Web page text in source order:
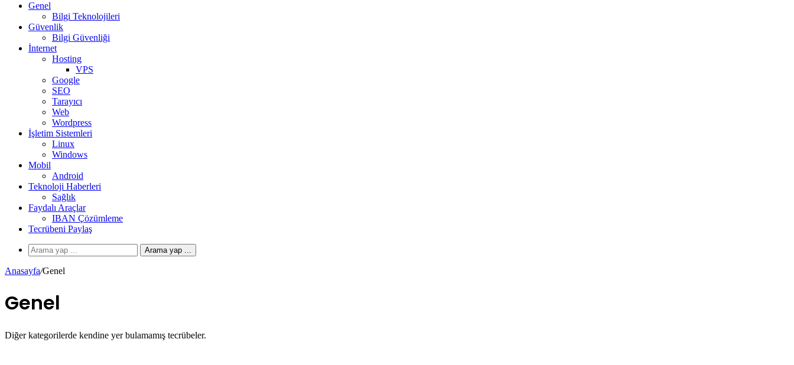
Genel
Bilgi Teknolojileri
Güvenlik
Bilgi Güvenliği
İnternet
Hosting
VPS
Google
SEO
Tarayıcı
Web
Wordpress
İşletim Sistemleri
Linux
Windows
Mobil
Android
Teknoloji Haberleri
Sağlık
Faydalı Araçlar
IBAN Çözümleme
Tecrübeni Paylaş
Arama yap ...
Anasayfa/Genel
Genel
Diğer kategorilerde kendine yer bulamamış tecrübeler.